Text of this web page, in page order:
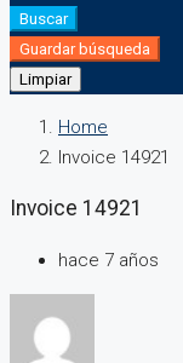
Buscar
Guardar búsqueda
Limpiar
Home
Invoice 14921
Invoice 14921
hace 7 años